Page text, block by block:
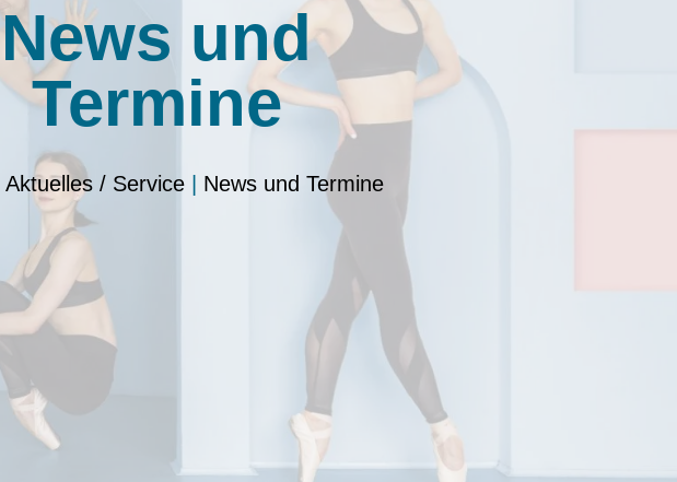
News und
Termine
Aktuelles / Service| News und Termine